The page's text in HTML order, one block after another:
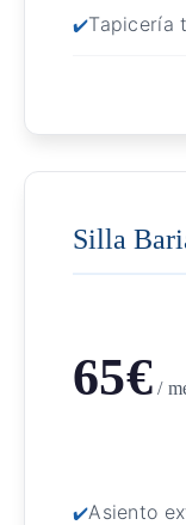
Tapicería
Silla
65€/
Asiento